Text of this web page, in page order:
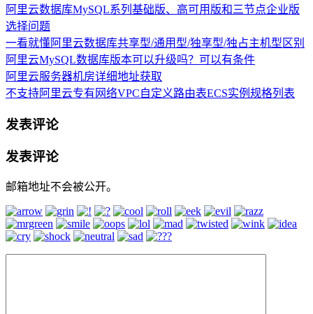
阿里云数据库MySQL系列基础版、高可用版和三节点企业版
选择问题
一看就懂阿里云数据库共享型/通用型/独享型/独占主机型区别
阿里云MySQL数据库版本可以升级吗？可以有条件
阿里云服务器机房详细地址获取
不支持阿里云专有网络VPC自定义路由表ECS实例规格列表
发表评论
发表评论
邮箱地址不会被公开。